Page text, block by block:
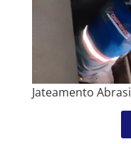
Jateamento